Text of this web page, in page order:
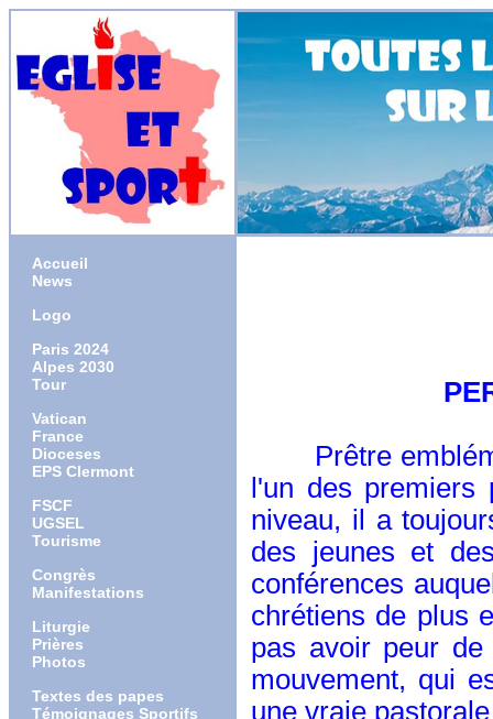
Accueil
News
Logo
Paris 2024
Alpes 2030
Tour
Vatican
France
Dioceses
EPS Clermont
FSCF
UGSEL
Tourisme
Congrès
Manifestations
Liturgie
Prières
Photos
Textes des papes
Témoignages Sportifs
Prêtre
l'un des
niveau, il a
des jeunes et
conférences
chrétiens de plus
pas avoir peur
mouvement, qui
une vraie